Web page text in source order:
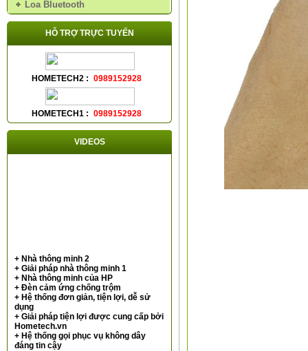
Loa Bluetooth
HỖ TRỢ TRỰC TUYẾN
HOMETECH2 : 0989152928
HOMETECH1 : 0989152928
VIDEOS
+ Nhà thông minh 2
+ Giải pháp nhà thông minh 1
+ Nhà thông minh của HP
+ Đèn cảm ứng chống trộm
+ Hệ thống đơn giản, tiện lợi, dễ sử
dụng
+ Giải pháp tiện lợi được cung cấp bởi
Hometech.vn
+ Hệ thống gọi phục vụ không dây
đáng tin cậy